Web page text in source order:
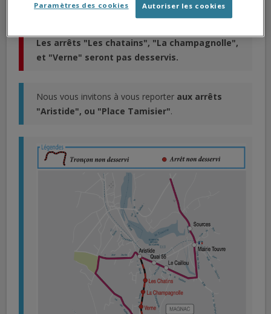
DÉVIATION DE LA LIGNE 68 :
Les arrêts "Les chatains", "La champagnolle",
et "Verne" seront pas desservis.
Nous vous invitons à vous reporter aux arrêts
"Aristide", ou "Place Tamisier".
Autoriser les cookies
Paramètres des cookies